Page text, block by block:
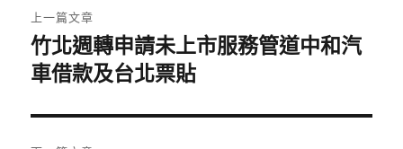
章
導
覽
上一篇文章
上
一
文
章:
竹北週轉申請未上市服務管道中和汽
車借款及台北票貼